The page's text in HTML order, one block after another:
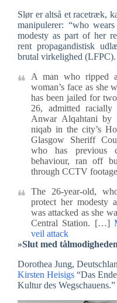
Slør er altså et racetræk,
manipulerer: “who
modesty as part of her
rent propagandistisk
brutal virkelighed (LFPC).
A man who ripped
woman’s face as she
has been jailed for
26, admitted racially
Anwar Alqahtani by
niqab in the city’s
Glasgow Sheriff
who has previous
behaviour, ran off
through CCTV
The 26-year-old,
protect her modesty
was attacked as she
Central Station. […]
veil attack
»Slut med
Dorothea Jung,
Kirsten Heisigs “Das
Kultur des Wegschauens.”